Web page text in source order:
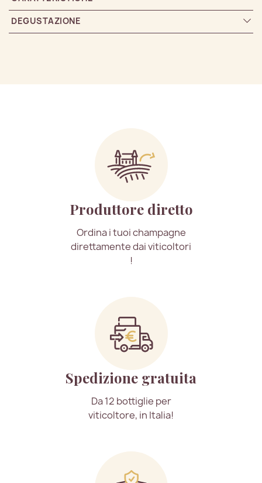
DEGUSTAZIONE
Produttore diretto
Ordina i tuoi champagne
direttamente dai viticoltori
!
Spedizione gratuita
Da 12 bottiglie per
viticoltore, in Italia!